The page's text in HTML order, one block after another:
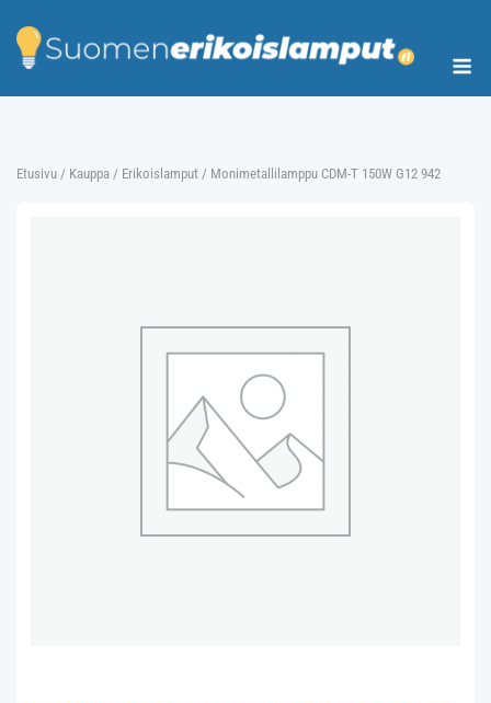
content
Etusivu / Kauppa / Erikoislamput / Monimetallilamppu CDM-T 150W G12 942